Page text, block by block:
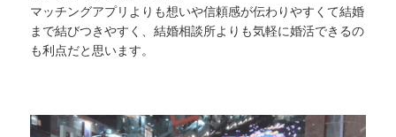
マッチングアプリよりも想いや信頼感が伝わりやすくて結婚
まで結びつきやすく、結婚相談所よりも気軽に婚活できるの
も利点だと思います。